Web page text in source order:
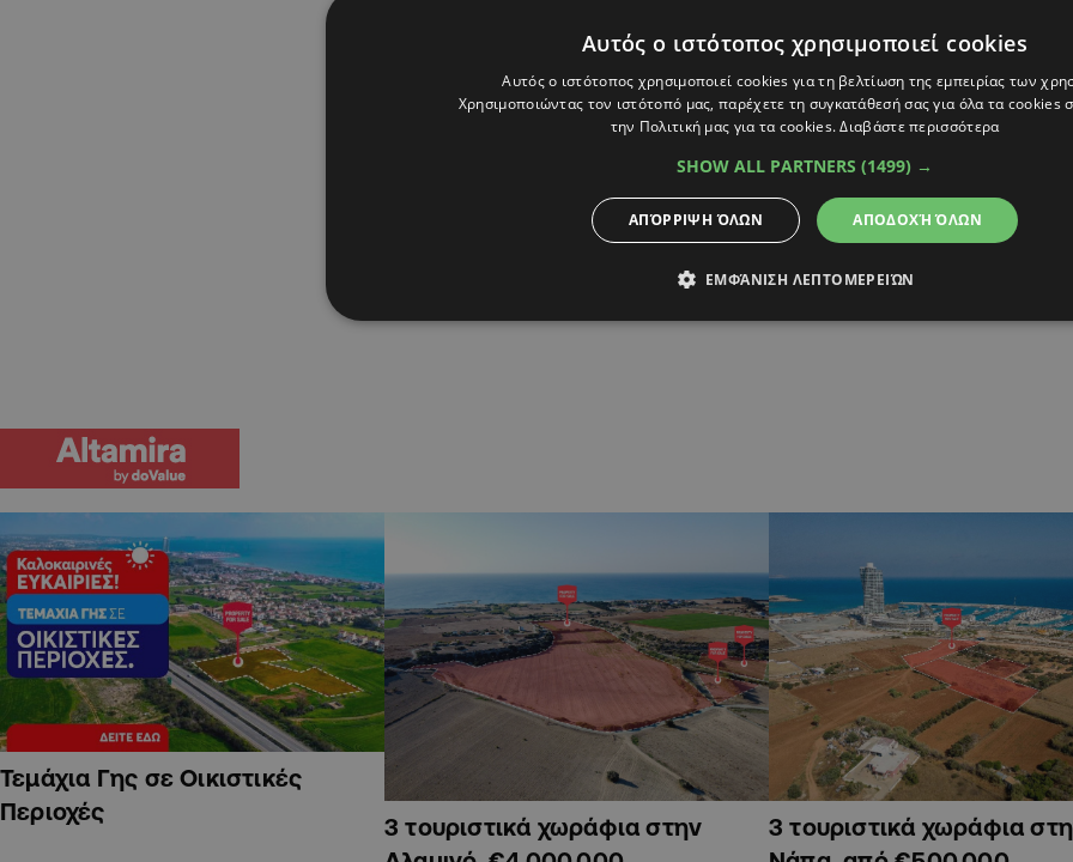
Τεμάχια Γης σε Οικιστικές
Περιοχές
3 τουριστικά χωράφια στην
3 τουριστικά χωράφια
Αυτός ο ιστότοπος χρησιμοποιεί cookies
Αυτός ο ιστότοπος χρησιμοποιεί cookies για τη βελτίωση της εμπειρίας των
Χρησιμοποιώντας τον ιστότοπό μας, παρέχετε τη συγκατάθεσή σας για όλα τα cookies
την Πολιτική μας για τα cookies.Διαβάστε περισσότερα
SHOW ALL PARTNERS (1499) →
ΑΠΟΔΟΧΉ ΌΛΩΝ
ΑΠΌΡΡΙΨΗ ΌΛΩΝ
ΕΜΦΆΝΙΣΗ ΛΕΠΤΟΜΕΡΕΙΏΝ